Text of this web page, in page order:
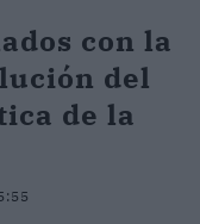
con la
del
de la